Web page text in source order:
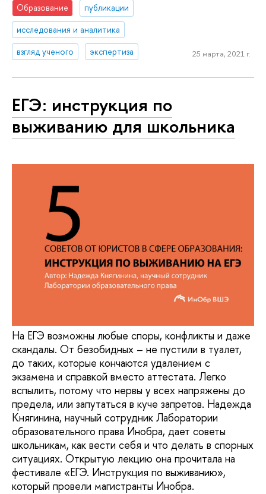
Образование
публикации
исследования и аналитика
взгляд ученого
экспертиза 25 марта, 2021 г.
ЕГЭ: инструкция по
выживанию для школьника
На ЕГЭ возможны любые споры, конфликты и даже
скандалы. От безобидных – не пустили в туалет,
до таких, которые кончаются удалением с
экзамена и справкой вместо аттестата. Легко
вспылить, потому что нервы у всех напряжены до
предела, или запутаться в куче запретов. Надежда
Княгинина, научный сотрудник Лаборатории
образовательного права Инобра, дает советы
школьникам, как вести себя и что делать в спорных
ситуациях. Открытую лекцию она прочитала на
фестивале «ЕГЭ. Инструкция по выживанию»,
который провели магистранты Инобра.